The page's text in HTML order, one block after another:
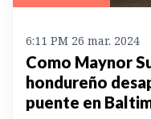
6:11 PM 26 mar. 2024
Como Maynor
hondureño
puente en